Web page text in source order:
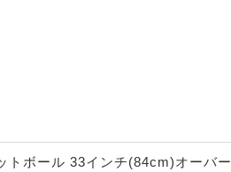
トボール 33インチ(84cm)オーバー